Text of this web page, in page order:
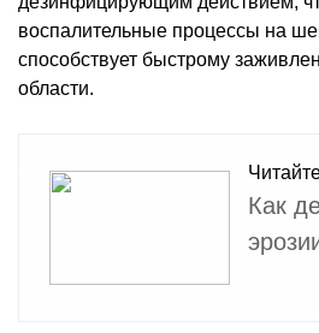
воспалительные процессы на
способствует быстрому
области.
Как